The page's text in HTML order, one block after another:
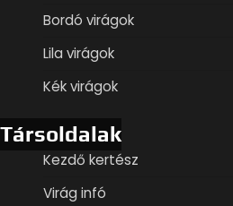
Bordó virágok
Lila virágok
Kék virágok
Társoldalak
Kezdő kertész
Virág infó